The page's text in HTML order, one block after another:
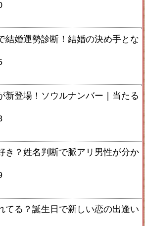
結婚運勢診断！結婚の決め手とな
新登場！ソウルナンバー｜当たる
き？姓名判断で脈アリ男性が分か
てる？誕生日で新しい恋の出逢い